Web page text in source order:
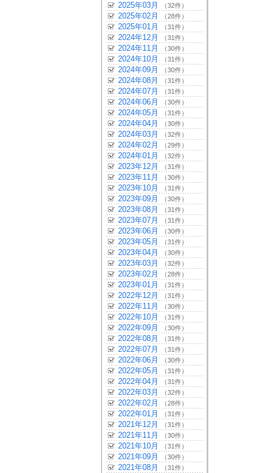
2025年03月 （32件）
2025年02月 （28件）
2025年01月 （31件）
2024年12月 （31件）
2024年11月 （30件）
2024年10月 （31件）
2024年09月 （30件）
2024年08月 （31件）
2024年07月 （31件）
2024年06月 （30件）
2024年05月 （31件）
2024年04月 （30件）
2024年03月 （32件）
2024年02月 （29件）
2024年01月 （32件）
2023年12月 （31件）
2023年11月 （30件）
2023年10月 （31件）
2023年09月 （30件）
2023年08月 （31件）
2023年07月 （31件）
2023年06月 （30件）
2023年05月 （31件）
2023年04月 （30件）
2023年03月 （32件）
2023年02月 （28件）
2023年01月 （31件）
2022年12月 （31件）
2022年11月 （30件）
2022年10月 （31件）
2022年09月 （30件）
2022年08月 （31件）
2022年07月 （31件）
2022年06月 （30件）
2022年05月 （31件）
2022年04月 （31件）
2022年03月 （32件）
2022年02月 （28件）
2022年01月 （31件）
2021年12月 （31件）
2021年11月 （30件）
2021年10月 （31件）
2021年09月 （30件）
2021年08月 （31件）